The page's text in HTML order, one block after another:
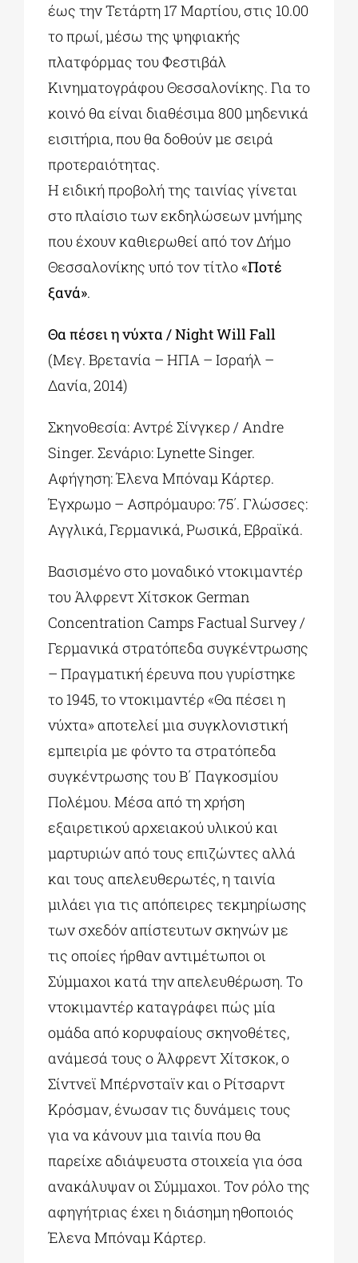
έως την Τετάρτη 17 Μαρτίου, στις 10.00
το πρωί, μέσω της ψηφιακής
πλατφόρμας του Φεστιβάλ
Κινηματογράφου Θεσσαλονίκης. Για το
κοινό θα είναι διαθέσιμα 800 μηδενικά
εισιτήρια, που θα δοθούν με σειρά
προτεραιότητας.
H ειδική προβολή της ταινίας γίνεται
στο πλαίσιο των εκδηλώσεων μνήμης
που έχουν καθιερωθεί από τον Δήμο
Θεσσαλονίκης υπό τον τίτλο «Ποτέ
ξανά».
Θα πέσει η νύχτα / Night Will Fall
(Μεγ. Βρετανία – ΗΠΑ – Ισραήλ –
Δανία, 2014)
Σκηνοθεσία: Αντρέ Σίνγκερ / Andre
Singer. Σενάριο: Lynette Singer.
Αφήγηση: Έλενα Μπόναμ Κάρτερ.
Έγχρωμο – Ασπρόμαυρο: 75΄. Γλώσσες:
Αγγλικά, Γερμανικά, Ρωσικά, Εβραϊκά.
Βασισμένο στο μοναδικό ντοκιμαντέρ
του Άλφρεντ Χίτσκοκ German
Concentration Camps Factual Survey /
Γερμανικά στρατόπεδα συγκέντρωσης
– Πραγματική έρευνα που γυρίστηκε
το 1945, το ντοκιμαντέρ «Θα πέσει η
νύχτα» αποτελεί μια συγκλονιστική
εμπειρία με φόντο τα στρατόπεδα
συγκέντρωσης του Β΄ Παγκοσμίου
Πολέμου. Μέσα από τη χρήση
εξαιρετικού αρχειακού υλικού και
μαρτυριών από τους επιζώντες αλλά
και τους απελευθερωτές, η ταινία
μιλάει για τις απόπειρες τεκμηρίωσης
των σχεδόν απίστευτων σκηνών με
τις οποίες ήρθαν αντιμέτωποι οι
Σύμμαχοι κατά την απελευθέρωση. Το
ντοκιμαντέρ καταγράφει πώς μία
ομάδα από κορυφαίους σκηνοθέτες,
ανάμεσά τους ο Άλφρεντ Χίτσκοκ, ο
Σίντνεϊ Μπέρνσταϊν και ο Ρίτσαρντ
Κρόσμαν, ένωσαν τις δυνάμεις τους
για να κάνουν μια ταινία που θα
παρείχε αδιάψευστα στοιχεία για όσα
ανακάλυψαν οι Σύμμαχοι. Τον ρόλο της
αφηγήτριας έχει η διάσημη ηθοποιός
Έλενα Μπόναμ Κάρτερ.